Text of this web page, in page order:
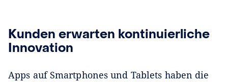
Kunden erwarten kontinuierliche
Innovation
Apps auf Smartphones und Tablets haben die